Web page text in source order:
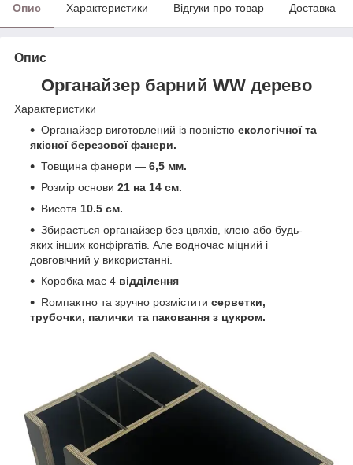
Опис Характеристики Відгуки про товар Доставка
Опис
Органайзер барний WW дерево
Характеристики
Органайзер виготовлений із повністю екологічної та
якісної березової фанери.
Товщина фанери — 6,5 мм.
Розмір основи 21 на 14 см.
Висота 10.5 см.
Збирається органайзер без цвяхів, клею або будь-
яких інших конфіргатів. Але водночас міцний і
довговічний у використанні.
Коробка має 4 відділення
Rомпактно та зручно розмістити серветки,
трубочки, палички та паковання з цукром.